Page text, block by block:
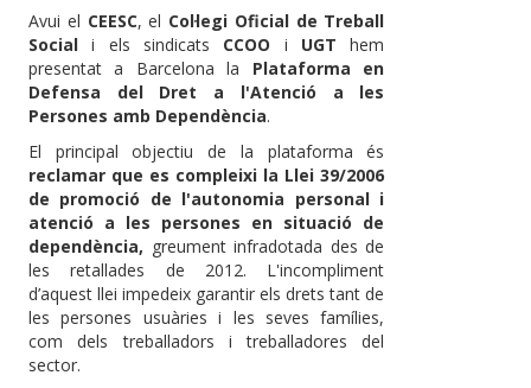
Avui el CEESC, el Col·legi Oficial de Treball
Social i els sindicats CCOO i UGT hem
presentat a Barcelona la Plataforma en
Defensa del Dret a l'Atenció a les
Persones amb Dependència.
El principal objectiu de la plataforma és
reclamar que es compleixi la Llei 39/2006
de promoció de l'autonomia personal i
atenció a les persones en situació de
dependència, greument infradotada des de
les retallades de 2012. L'incompliment
d’aquest llei impedeix garantir els drets tant de
les persones usuàries i les seves famílies,
com dels treballadors i treballadores del
sector.